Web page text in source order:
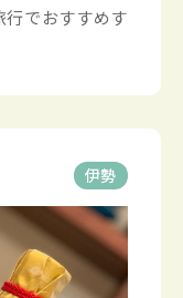
行でおすすめす
伊勢